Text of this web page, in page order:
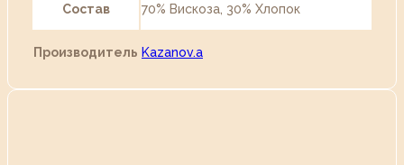
Состав 70% Вискоза, 30% Хлопок
Производитель Kazanov.a